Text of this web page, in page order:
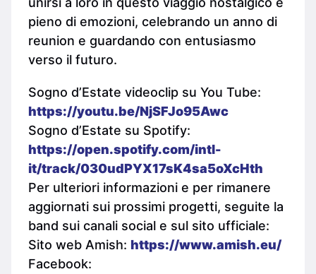
pieno di emozioni, celebrando un anno di
reunion e guardando con entusiasmo
verso il futuro.
Sogno d’Estate videoclip su You Tube:
https://youtu.be/NjSFJo95Awc
Sogno d’Estate su Spotify:
https://open.spotify.com/intl-
it/track/030udPYX17sK4sa5oXcHth
Per ulteriori informazioni e per rimanere
aggiornati sui prossimi progetti, seguite la
band sui canali social e sul sito ufficiale:
Sito web Amish: https://www.amish.eu/
Facebook: